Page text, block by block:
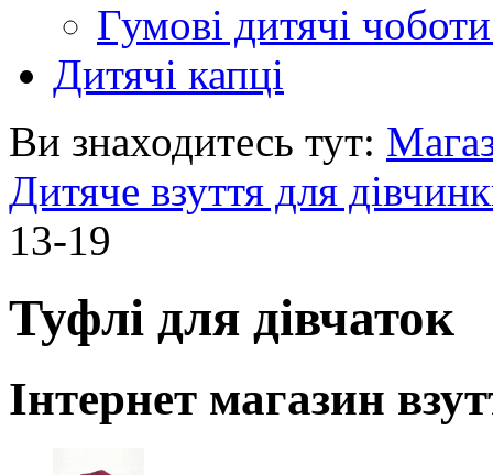
Гумові дитячі
Дитячі капці
Ви знаходитесь тут:
Дитяче взуття для
13-19
Туфлі для дівчаток
Інтернет магазин